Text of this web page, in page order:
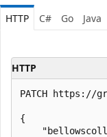
HTTP C# Go Java
HTTP
PATCH https://
{